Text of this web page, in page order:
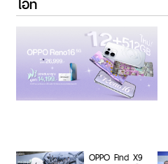
ไอที
OPPO Find X9